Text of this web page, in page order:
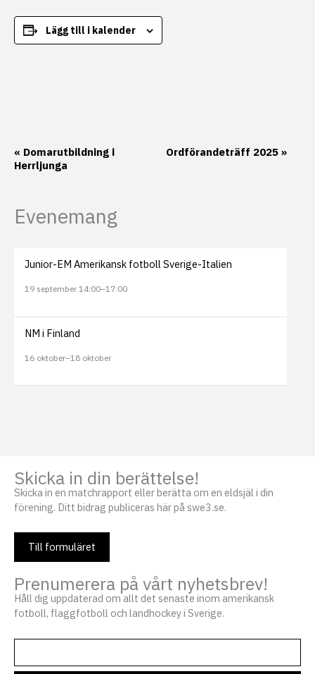
Lägg till i kalender
Evenemang-
navigering
« Domarutbildning i
Herrljunga
Ordförandeträff 2025 »
Evenemang
Junior-EM Amerikansk fotboll Sverige-Italien
19 september 14:00–17:00
NM i Finland
16 oktober–18 oktober
Skicka in din berättelse!
Skicka in en matchrapport eller berätta om en eldsjäl i din
förening. Ditt bidrag publiceras här på swe3.se.
Till formuläret
Prenumerera på vårt nyhetsbrev!
Håll dig uppdaterad om allt det senaste inom amerikansk
fotboll, flaggfotboll och landhockey i Sverige.